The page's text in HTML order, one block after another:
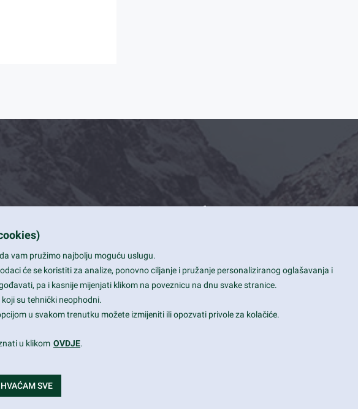
Contact Info
View, CA 94043
+1 650-253-0000
Daily: 9:00 am - 6:00 pm
vam pružimo najbolju moguću uslugu.
će se koristiti za analize, ponovno ciljanje i pružanje personaliziranog oglašavanja i
pa i kasnije mijenjati klikom na poveznicu na dnu svake stranice.
su tehnički neophodni.
u svakom trenutku možete izmijeniti ili opozvati privole za kolačiće.
u klikom OVDJE.
SVE